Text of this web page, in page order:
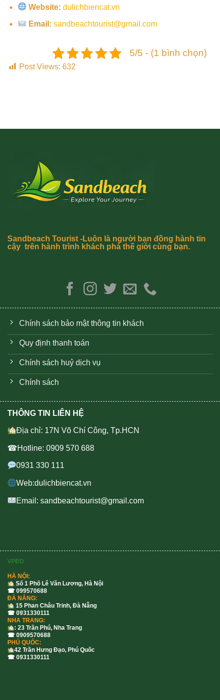
Website: dulichbiencat.vn
Email: sandbeachtourist@gmail.com
5/5 - (1 bình chọn)
Post Views: 632
Sandbeach Tourist -Luôn là người bạn đồng hành tin
cậy trên hành trình khách phá thế giới cùng bạn.
Chính sách bảo mật thông tin khách
Quy định thanh toán
Chính sách huỷ dịch vụ
Chính sách
THÔNG TIN LIÊN HỆ
Địa chỉ: 17N Võ Chí Công, Tp.HCN
☎Hotline: 0909 570 688
0931 330 111
Web:dulichbiencat.vn
Email: sandbeachtourist@gmail.com
VPĐD
HÀ NỘI:
Số 1 Phố Lê Văn Lương, Hà Nội
☎ 099570688
ĐÀ NẴNG:
15 Phan Châu Trinh, Đà Nẵng
☎ 0931330111
NHA TRANG:
: 23 Trần Phú, Nha Trang
☎ 0909570688
PHÚ QUỐC:
42 Trần Hưng Đạo, Phú Quốc
☎ 0931330111